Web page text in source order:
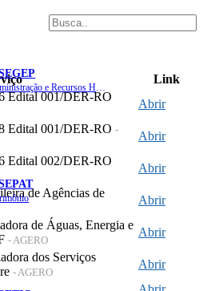
Link
Edital 001/DER-RO
Abrir
Edital 001/DER-RO -
Abrir
Edital 002/DER-RO
Abrir
de Agências de
Abrir
de Águas, Energia e
- AGERO
Abrir
dos Serviços
- AGERO
Abrir